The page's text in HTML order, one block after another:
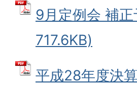
9月定例会 補
717.6KB)
平成28年度決